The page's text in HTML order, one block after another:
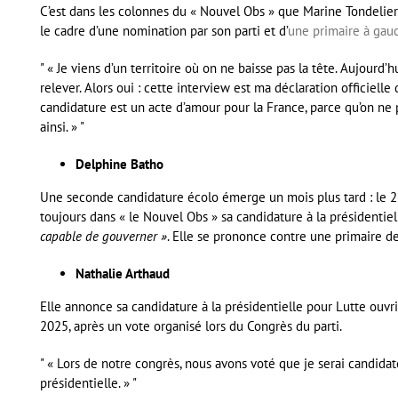
C’est dans les colonnes du « Nouvel Obs » que Marine
le cadre d’une nomination par son parti et d’une primaire à
« Je viens d’un territoire où on ne baisse pas la tête.
relever. Alors oui : cette interview est ma déclaration officielle
candidature est un acte d’amour pour la France, parce qu’on
ainsi. »
Delphine Batho
Une seconde candidature écolo émerge un mois plus tard : le
toujours dans « le Nouvel Obs » sa candidature à la
capable de gouverner ». Elle se prononce contre une primaire
Nathalie Arthaud
Elle annonce sa candidature à la présidentielle pour Lutte
2025, après un vote organisé lors du Congrès du parti.
« Lors de notre congrès, nous avons voté que je serai
présidentielle. »